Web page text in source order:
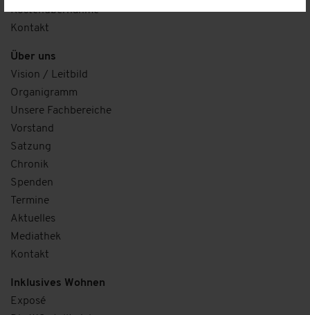
Kostenübernahme
Kontakt
Über uns
Vision / Leitbild
Organigramm
Unsere Fachbereiche
Vorstand
Satzung
Chronik
Spenden
Termine
Aktuelles
Mediathek
Kontakt
Inklusives Wohnen
Exposé